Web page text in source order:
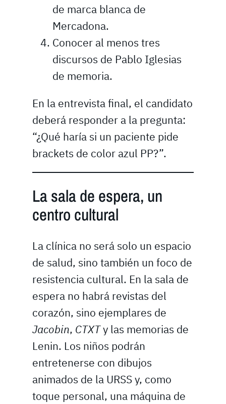
de marca blanca de
Mercadona.
Conocer al menos tres
discursos de Pablo Iglesias
de memoria.
En la entrevista final, el candidato
deberá responder a la pregunta:
“¿Qué haría si un paciente pide
brackets de color azul PP?”.
La sala de espera, un
centro cultural
La clínica no será solo un espacio
de salud, sino también un foco de
resistencia cultural. En la sala de
espera no habrá revistas del
corazón, sino ejemplares de
Jacobin, CTXTy las memorias de
Lenin. Los niños podrán
entretenerse con dibujos
animados de la URSS y, como
toque personal, una máquina de